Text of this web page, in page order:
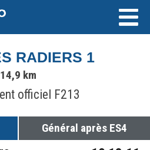
RADIERS 1
14,9 km
officiel F213
Général après ES4